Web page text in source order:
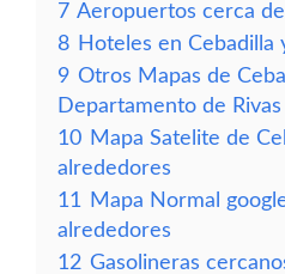
7 Aeropuertos cerca
8 Hoteles en Cebadilla
9 Otros Mapas de
Departamento de
10 Mapa Satelite de
alrededores
11
Mapa Normal
alrededores
12 Gasolineras